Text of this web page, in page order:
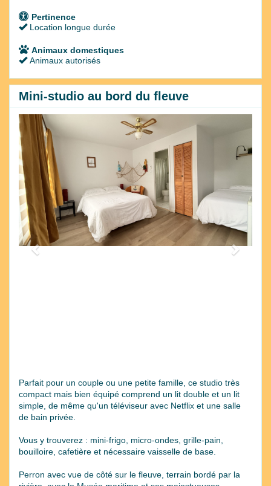
Pertinence
Location longue durée
Animaux domestiques
Animaux autorisés
Mini-studio au bord du fleuve
Previous
Parfait pour un couple ou une petite famille, ce studio très
compact mais bien équipé comprend un lit double et un lit
simple, de même qu'un téléviseur avec Netflix et une salle
de bain privée.
Vous y trouverez : mini-frigo, micro-ondes, grille-pain,
bouilloire, cafetière et nécessaire vaisselle de base.
Perron avec vue de côté sur le fleuve, terrain bordé par la